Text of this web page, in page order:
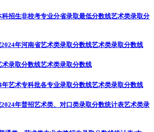
招生非校考专业分省录取最低分数线艺术类录取分
年河南省艺术类录取分数线艺术类录取分数线
术录取分数线艺术类录取分数线
艺术专科批各专业录取分数线艺术类录取分数线
年普招艺术类、对口类录取分数统计表艺术类录